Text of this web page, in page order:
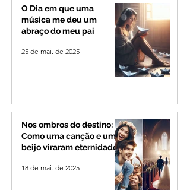
O Dia em que uma
música me deu um
abraço do meu pai
25 de mai. de 2025
Nos ombros do destino:
Como uma canção e um
beijo viraram eternidade
18 de mai. de 2025